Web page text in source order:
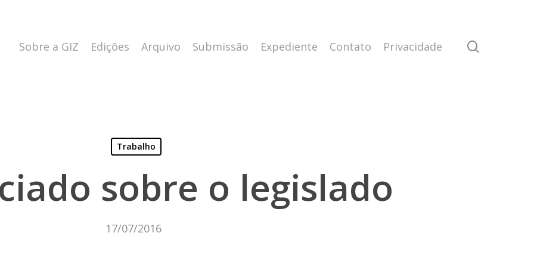
Sobre a GIZ Edições Arquivo Submissão Expediente Contato Privacidade
Trabalho
sobre o legislado
17/07/2016